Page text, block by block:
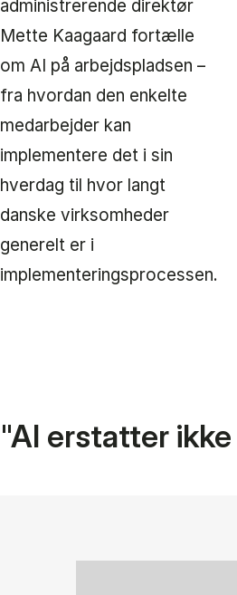
administrerende direktør
Mette Kaagaard fortælle
om AI på arbejdspladsen –
fra hvordan den enkelte
medarbejder kan
implementere det i sin
hverdag til hvor langt
danske virksomheder
generelt er i
implementeringsprocessen.
"AI erstatter